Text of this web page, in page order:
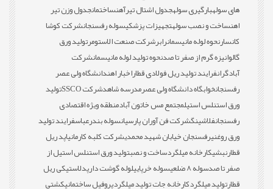
های سولهبارگیری سولهجدول اشتال تیرآهنساختمانجدول وزن تیر
اهنساخت و نصب سولهتجهیزات پزشکیسوله رفسنجانشرکت کوشا
کانسارنحوه لوله مانیسمانرابرشرکت صنعت الاستومرتولید ورق
گالوانیزه گرم از صفر تا صدنحوه تولید لوله مانیسمانشرکت
آبادگرانفرایند تولید ریل فولادی قطاراخبار اهندانشگاه ولی عصر
رفسنجانخوابگاه دانشگاه ولی عصرمدرسه شاهدشرکت SSCO
تولید
ورق استنلس استیلمجتمع مس خاتون آبادمنطقه ویژه اقتصادی
رفسنجانفلاشینگشرکت فن آوران پارسیانسوله بندرعباسفرایند تولید
ورق روغنیرفسنجان خیابان شهید محمدیشرکت کلبه کارمانیاپد ریل
قطارنبشیکارخانه میلگردساخت و نصبتولید ورق استنلس استیل از
صفر تا صدسوله 8 ضلعی سوله خرپاییلوله گوشت دارپدلاستیکی ریل
قطارتولید میلگردکارخانه جات تولید میلگردپروفیل ساختمانیکشتی